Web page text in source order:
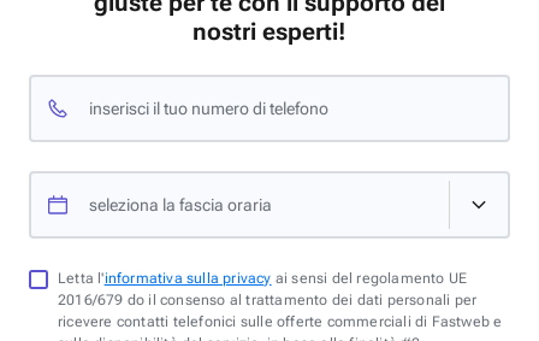
nostri esperti!
inserisci il tuo numero di telefono
seleziona la fascia oraria
Letta l'informativa sulla privacy ai sensi del regolamento UE
2016/679 do il consenso al trattamento dei dati personali per
ricevere contatti telefonici sulle offerte commerciali di Fastweb e